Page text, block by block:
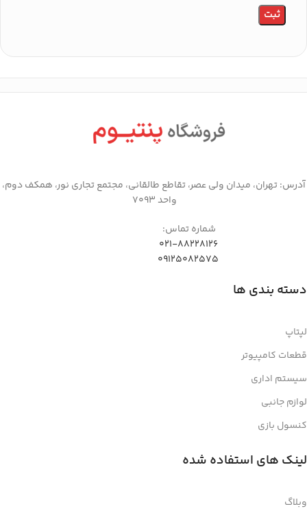
آدرس: تهران، میدان ولی عصر، تقاطع طالقانی، مجتمع تجاری نور، همکف دوم،
واحد 7093
شماره تماس:
021-88228126
09125082575
دسته بندی ها
لپتاپ
قطعات کامپیوتر
سیستم اداری
لوازم جانبی
کنسول بازی
لینک های استفاده شده
وبلاگ